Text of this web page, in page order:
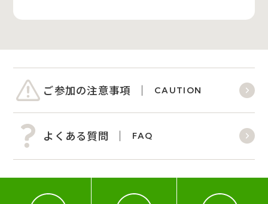
ご参加の注意事項 CAUTION
よくある質問 FAQ